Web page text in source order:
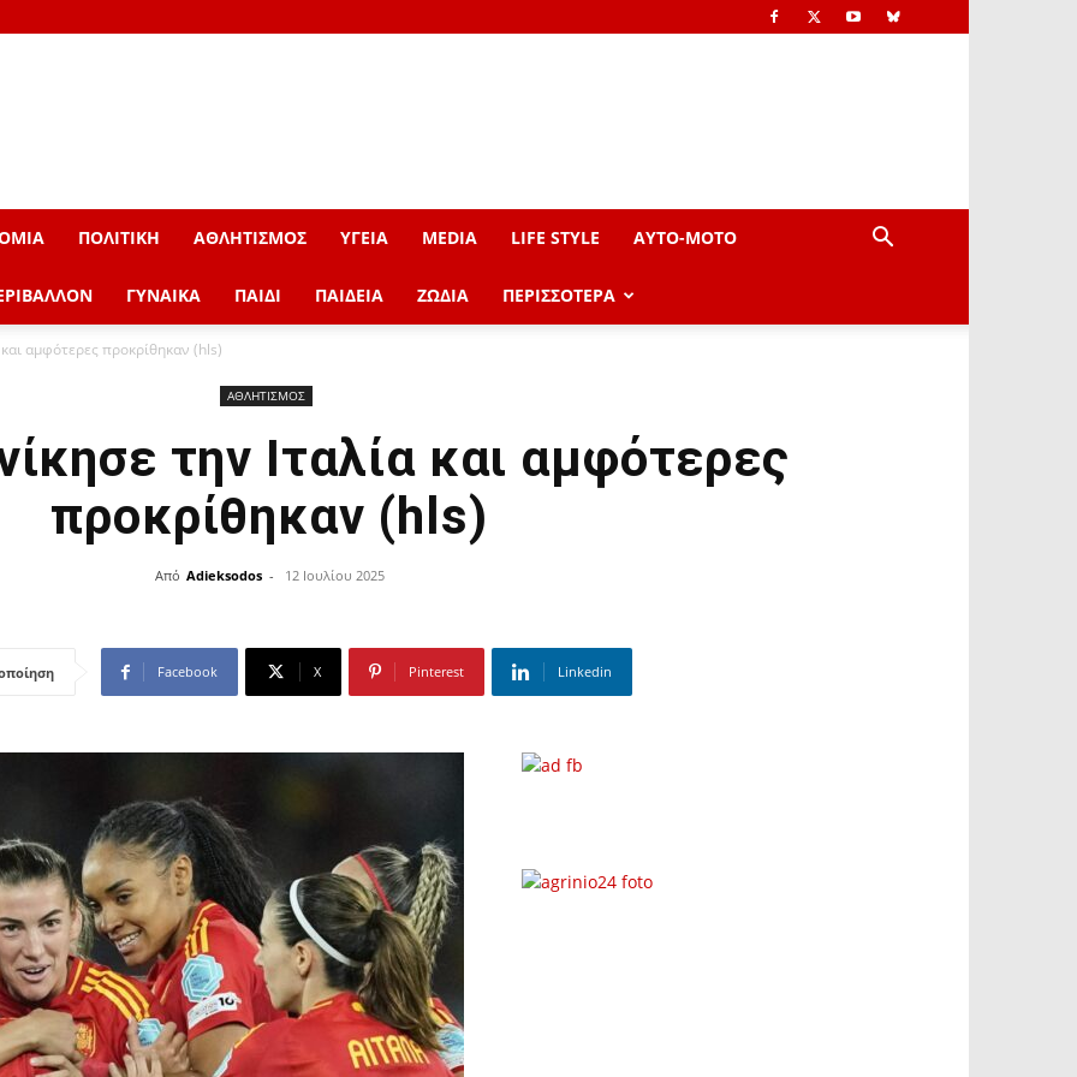
ΠΟΛΙΤΙΚΗ ΑΘΛΗΤΙΣΜΟΣ ΥΓΕΙΑ MEDIA LIFE STYLE AYTO-ΜOTO
ΓΥΝΑΙΚΑ ΠΑΙΔΙ ΠΑΙΔΕΙΑ ΖΩΔΙΑ ΠΕΡΙΣΣΟΤΕΡΑ
αμφότερες προκρίθηκαν (hls)
ΑΘΛΗΤΙΣΜΟΣ
την Ιταλία και αμφότερες
προκρίθηκαν (hls)
Από Adieksodos - 12 Ιουλίου 2025
Facebook X Pinterest Linkedin